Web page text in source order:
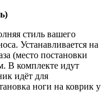
стиль вашего
Устанавливается на
(место постановки
В комплекте идут
идёт для
ноги на коврик у